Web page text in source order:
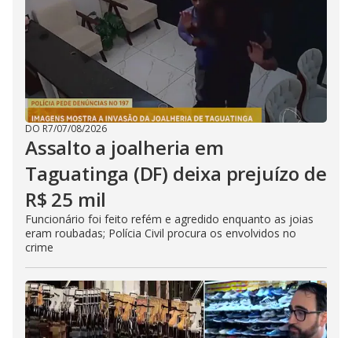
DO R7/07/08/2026
Assalto a joalheria em
Taguatinga (DF) deixa prejuízo de
R$ 25 mil
Funcionário foi feito refém e agredido enquanto as joias
eram roubadas; Polícia Civil procura os envolvidos no
crime